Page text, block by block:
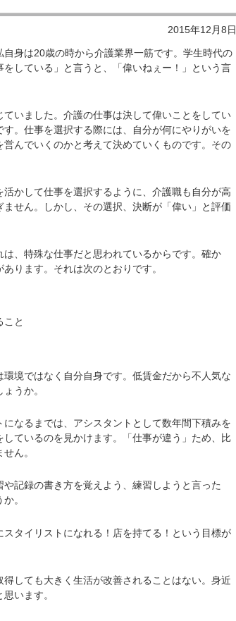
2015年12月8日
身は20歳の時から介護業界一筋です。学生時代の
している」と言うと、「偉いねぇー！」という言
いました。介護の仕事は決して偉いことをしてい
。仕事を選択する際には、自分が何にやりがいを
んでいくのかと考えて決めていくものです。その
かして仕事を選択するように、介護職も自分が高
せん。しかし、その選択、決断が「偉い」と評価
、特殊な仕事だと思われているからです。確か
ります。それは次のとおりです。
と
境ではなく自分自身です。低賃金だから不人気な
うか。
なるまでは、アシスタントとして数年間下積みを
ているのを見かけます。「仕事が違う」ため、比
ん。
記録の書き方を覚えよう、練習しようと言った
。
タイリストになれる！店を持てる！という目標が
しても大きく生活が改善されることはない。身近
います。